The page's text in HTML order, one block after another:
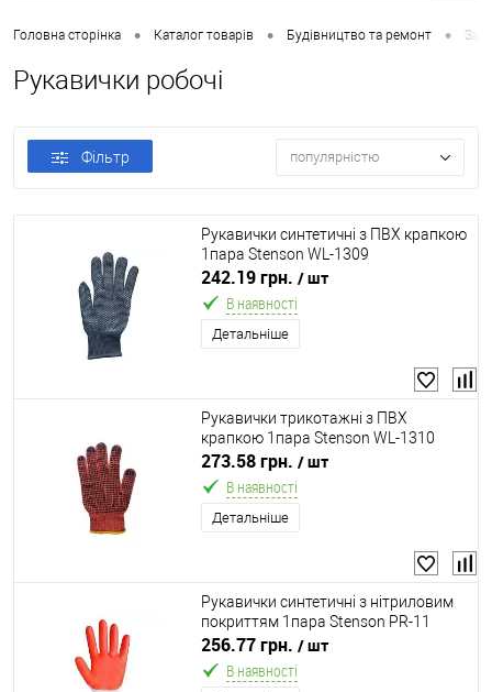
Головна сторінка • Каталог товарів • Будівництво та ремонт •
Рукавички робочі
Фільтр популярністю
Рукавички синтетичні з ПВХ крапкою
1пара Stenson WL-1309
242.19 грн. / шт
В наявності
Детальніше
Рукавички трикотажні з ПВХ
крапкою 1пара Stenson WL-1310
273.58 грн. / шт
В наявності
Детальніше
Рукавички синтетичні з нітриловим
покриттям 1пара Stenson PR-11
256.77 грн. / шт
В наявності